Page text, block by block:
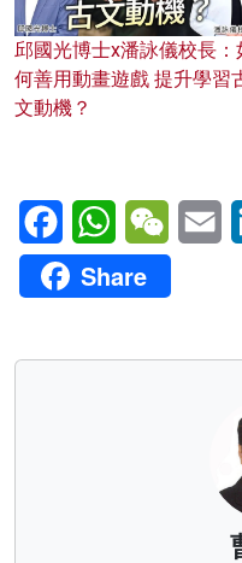
邱國光博士x潘詠儀校長：
何善用動畫遊戲 提升學習
文動機？
FacebookWhatsAppWeChat
Share